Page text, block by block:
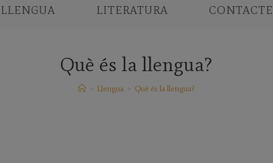
LLENGUA LITERATURA CONTACTE
Què és la llengua?
Llengua Què és la llengua?